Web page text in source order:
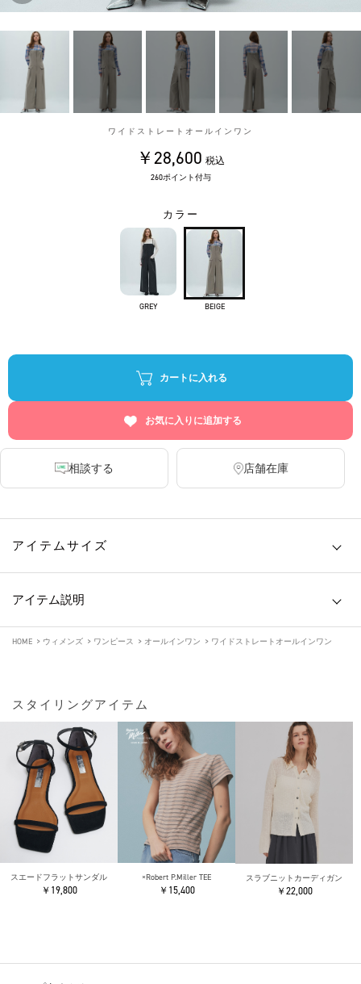
ワイドストレートオールインワン
￥28,600 税込
260ポイント付与
カラー
GREY BEIGE
カートに入れる
お気に入りに追加する
相談する 店舗在庫
アイテムサイズ
アイテム説明
HOME > ウィメンズ > ワンピース > オールインワン > ワイドストレートオールインワン
スタイリングアイテム
スエードフラットサンダル
￥19,800
×Robert P.Miller TEE
￥15,400
スラブニットカーディガン
￥22,000